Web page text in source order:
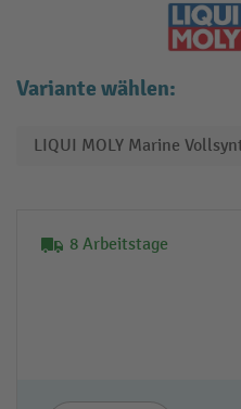
Variante wählen:
8 Arbeitstage